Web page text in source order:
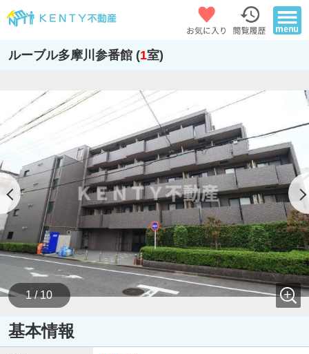
ルーブル多摩川参番館 (1室)
1 / 10
基本情報